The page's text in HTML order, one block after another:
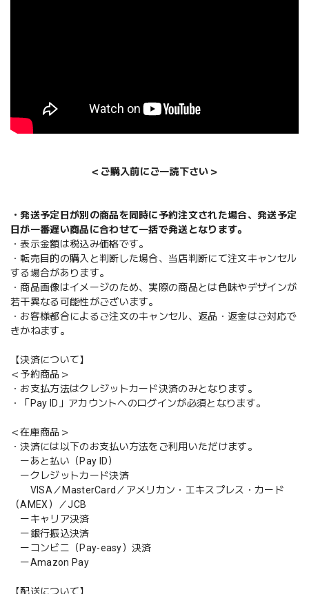
＜ご購入前にご一読下さい＞
・発送予定日が別の商品を同時に予約注文された場合、発送予定
日が一番遅い商品に合わせて一括で発送となります。
・表示金額は税込み価格です。
・転売目的の購入と判断した場合、当店判断にて注文キャンセル
する場合があります。
・商品画像はイメージのため、実際の商品とは色味やデザインが
若干異なる可能性がございます。
・お客様都合によるご注文のキャンセル、返品・返金はご対応で
きかねます。
【決済について】
＜予約商品＞
・お支払方法はクレジットカード決済のみとなります。
・「Pay ID」アカウントへのログインが必須となります。
＜在庫商品＞
・決済には以下のお支払い方法をご利用いただけます。
ーあと払い（Pay ID）
ークレジットカード決済
VISA／MasterCard／アメリカン・エキスプレス・カード
（AMEX）／JCB
ーキャリア決済
ー銀行振込決済
ーコンビニ（Pay-easy）決済
ーAmazon Pay
【配送について】